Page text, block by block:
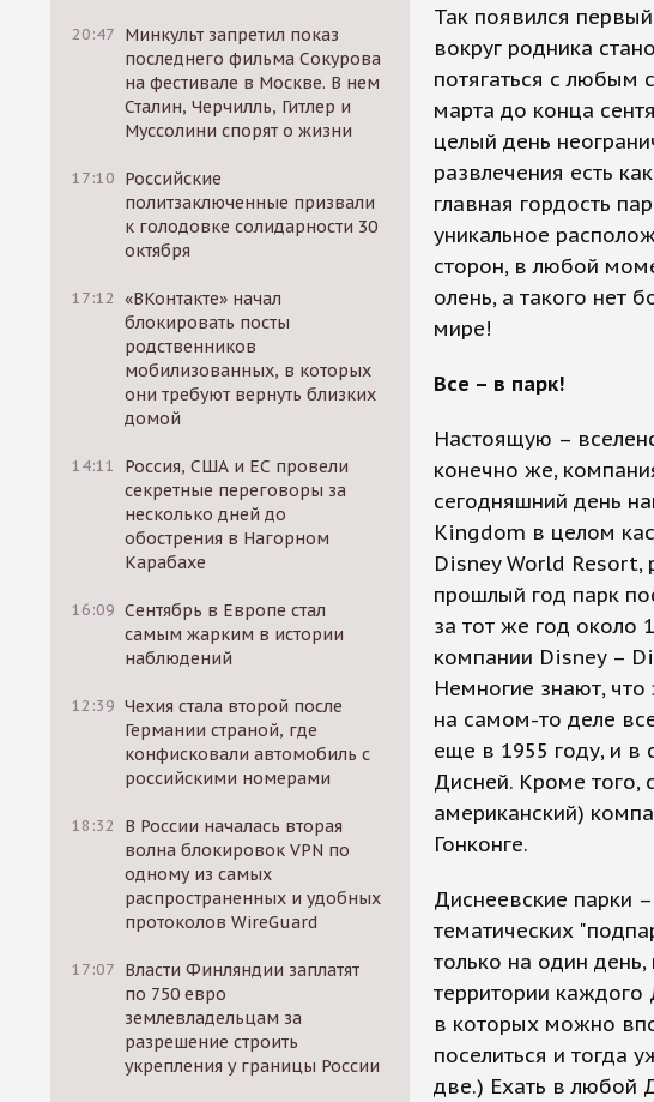
20:47 Минкульт запретил показ
последнего фильма Сокурова
на фестивале в Москве. В нем
Сталин, Черчилль, Гитлер и
Муссолини спорят о жизни
17:10 Российские
политзаключенные призвали
к голодовке солидарности 30
октября
17:12 «ВКонтакте» начал
блокировать посты
родственников
мобилизованных, в которых
они требуют вернуть близких
домой
14:11
Россия, США и ЕС провели
секретные переговоры за
несколько дней до
обострения в Нагорном
Карабахе
16:09 Сентябрь в Европе стал
самым жарким в истории
наблюдений
12:39 Чехия стала второй после
Германии страной, где
конфисковали автомобиль с
российскими номерами
18:32
В России началась вторая
волна блокировок VPN по
одному из самых
распространенных и удобных
протоколов WireGuard
17:07 Власти Финляндии заплатят
по 750 евро
землевладельцам за
разрешение строить
укрепления у границы России
Так появился
вокруг родника
потягаться с любым
марта до конца
целый день
развлечения есть
главная гордость
уникальное
сторон, в любой
олень, а такого нет
мире!
Все – в парк!
Настоящую –
конечно же,
сегодняшний день
Kingdom в целом
Disney World Resort,
прошлый год парк
за тот же год около
компании Disney –
Немногие знают,
на самом-то деле
еще в 1955 году, и в
Дисней. Кроме того,
американский)
Гонконге.
Диснеевские парки
тематических
только на один
территории каждого
в которых можно
поселиться и тогда
две.) Ехать в любой